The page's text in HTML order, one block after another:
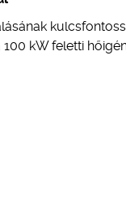
kW feletti